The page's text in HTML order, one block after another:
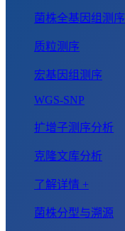
菌株全基因组测序
质粒测序
宏基因组测序
WGS-SNP
扩增子测序分析
克隆文库分析
了解详情 +
菌株分型与溯源